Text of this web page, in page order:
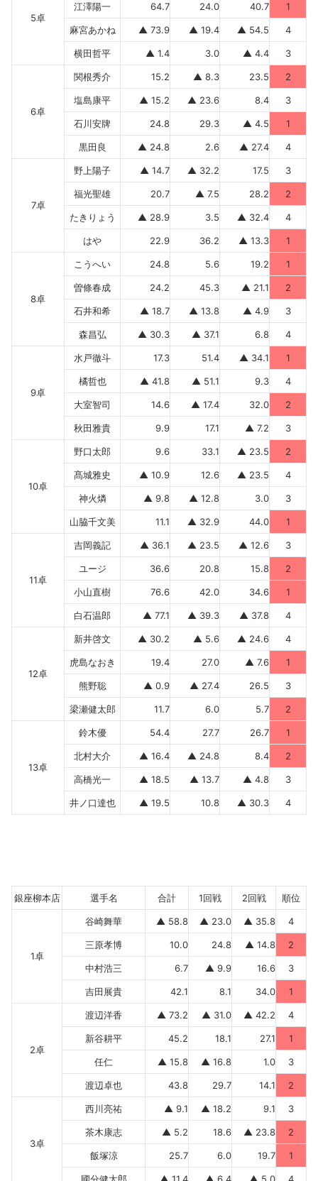
5卓
江澤陽一 64.7 24.0 40.7 1
麻宮あかね ▲ 73.9 ▲ 19.4 ▲ 54.5 4
横田哲平 ▲ 1.4 3.0 ▲ 4.4 3
6卓
関根秀介 15.2 ▲ 8.3 23.5 2
塩島康平 ▲ 15.2 ▲ 23.6 8.4 3
石川安牌 24.8 29.3 ▲ 4.5 1
黒田良 ▲ 24.8 2.6 ▲ 27.4 4
7卓
野上陽子 ▲ 14.7 ▲ 32.2 17.5 3
福光聖雄 20.7 ▲ 7.5 28.2 2
たきりょう ▲ 28.9 3.5 ▲ 32.4 4
はや 22.9 36.2 ▲ 13.3 1
8卓
こうへい 24.8 5.6 19.2 1
曽條春成 24.2 45.3 ▲ 21.1 2
石井和希 ▲ 18.7 ▲ 13.8 ▲ 4.9 3
森昌弘 ▲ 30.3 ▲ 37.1 6.8 4
9卓
水戸徹斗 17.3 51.4 ▲ 34.1 1
橘哲也 ▲ 41.8 ▲ 51.1 9.3 4
大室智司 14.6 ▲ 17.4 32.0 2
秋田雅貴 9.9 17.1 ▲ 7.2 3
10卓
野口太郎 9.6 33.1 ▲ 23.5 2
髙城雅史 ▲ 10.9 12.6 ▲ 23.5 4
神火燐 ▲ 9.8 ▲ 12.8 3.0 3
山脇千文美 11.1 ▲ 32.9 44.0 1
11卓
吉岡義記 ▲ 36.1 ▲ 23.5 ▲ 12.6 3
ユージ 36.6 20.8 15.8 2
小山直樹 76.6 42.0 34.6 1
白石温郎 ▲ 77.1 ▲ 39.3 ▲ 37.8 4
12卓
新井啓文 ▲ 30.2 ▲ 5.6 ▲ 24.6 4
虎島なおき 19.4 27.0 ▲ 7.6 1
熊野聡 ▲ 0.9 ▲ 27.4 26.5 3
梁瀬健太郎 11.7 6.0 5.7 2
13卓
鈴木優 54.4 27.7 26.7 1
北村大介 ▲ 16.4 ▲ 24.8 8.4 2
高橋光一 ▲ 18.5 ▲ 13.7 ▲ 4.8 3
井ノ口達也 ▲ 19.5 10.8 ▲ 30.3 4
銀座柳本店 選手名 合計 1回戦 2回戦 順位
1卓
谷崎舞華 ▲ 58.8 ▲ 23.0 ▲ 35.8 4
三原孝博 10.0 24.8 ▲ 14.8 2
中村浩三 6.7 ▲ 9.9 16.6 3
吉田展貴 42.1 8.1 34.0 1
2卓
渡辺洋香 ▲ 73.2 ▲ 31.0 ▲ 42.2 4
新谷耕平 45.2 18.1 27.1 1
任仁 ▲ 15.8 ▲ 16.8 1.0 3
渡辺卓也 43.8 29.7 14.1 2
3卓
西川亮祐 ▲ 9.1 ▲ 18.2 9.1 3
茶木康志 ▲ 5.2 18.6 ▲ 23.8 2
飯塚涼 25.7 6.0 19.7 1